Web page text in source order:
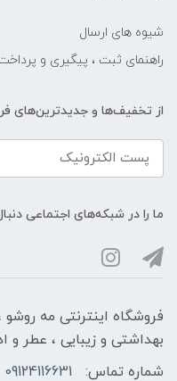
شیوه های ارسال
راهنمای ثبت ، پیگیری و
از تخفیف‌ها و جدیدترین‌های
ما را در شبکه‌های اجتماعی
فروشگاه اینترنتی مه‌ رو‌شو
بهداشتی و زیبایی ، عطر و
شماره تماس:
09124116631